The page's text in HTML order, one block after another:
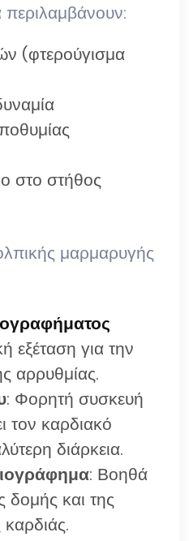
(φτερούγισμα
στο στήθος
μαρμαρυγής
εξέταση για την
αρρυθμίας.
: Φορητή συσκευή
τον καρδιακό
διάρκεια.
: Βοηθά
δομής και της
καρδιάς.